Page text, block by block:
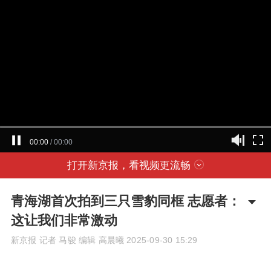
00:00 / 00:00
打开新京报，看视频更流畅
青海湖首次拍到三只雪豹同框 志愿者：
这让我们非常激动
新京报 记者 马骏 编辑 高晨曦 2025-09-30 15:29